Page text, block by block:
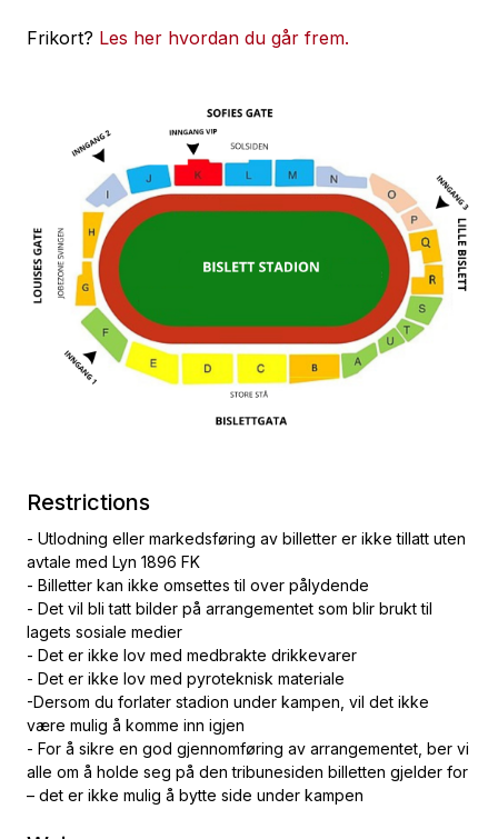
Frikort? Les her hvordan du går frem.
Restrictions
- Utlodning eller markedsføring av billetter er ikke tillatt uten
avtale med Lyn 1896 FK
- Billetter kan ikke omsettes til over pålydende
- Det vil bli tatt bilder på arrangementet som blir brukt til
lagets sosiale medier
- Det er ikke lov med medbrakte drikkevarer
- Det er ikke lov med pyroteknisk materiale
-Dersom du forlater stadion under kampen, vil det ikke
være mulig å komme inn igjen
- For å sikre en god gjennomføring av arrangementet, ber vi
alle om å holde seg på den tribunesiden billetten gjelder for
– det er ikke mulig å bytte side under kampen